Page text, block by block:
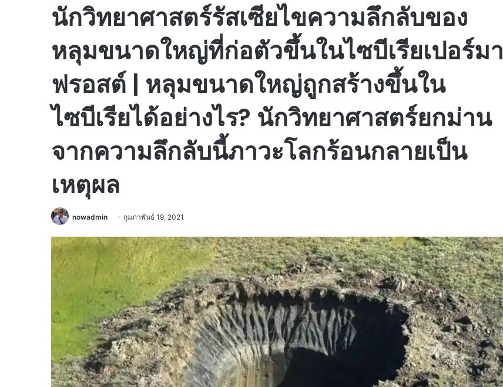
นักวิทยาศาสตร์รัสเซียไขความลึกลับของ
หลุมขนาดใหญ่ที่ก่อตัวขึ้นในไซบีเรียเปอร์มา
ฟรอสต์ | หลุมขนาดใหญ่ถูกสร้างขึ้นใน
ไซบีเรียได้อย่างไร? นักวิทยาศาสตร์ยกม่าน
จากความลึกลับนี้ภาวะโลกร้อนกลายเป็น
เหตุผล
nowadmin กุมภาพันธ์ 19, 2021